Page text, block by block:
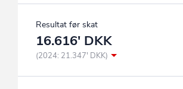
Resultat før skat
16.616' DKK
(2024: 21.347' DKK)